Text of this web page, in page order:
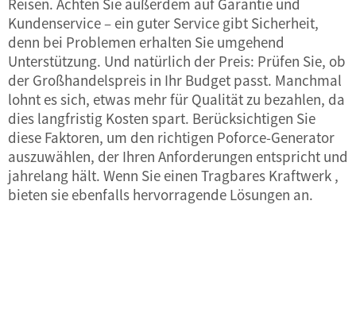
Kundenservice – ein guter Service gibt Sicherheit,
denn bei Problemen erhalten Sie umgehend
Unterstützung. Und natürlich der Preis: Prüfen Sie, ob
der Großhandelspreis in Ihr Budget passt. Manchmal
lohnt es sich, etwas mehr für Qualität zu bezahlen, da
dies langfristig Kosten spart. Berücksichtigen Sie
diese Faktoren, um den richtigen Poforce-Generator
auszuwählen, der Ihren Anforderungen entspricht und
jahrelang hält. Wenn Sie einen Tragbares Kraftwerk ,
bieten sie ebenfalls hervorragende Lösungen an.